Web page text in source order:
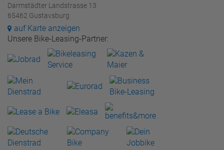
Darmstädter Landstrasse 13
65462 Gustavsburg
auf Karte anzeigen
Unsere Bike-Leasing-Partner: